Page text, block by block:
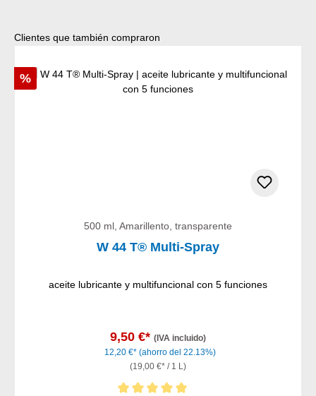
Omitir la galería de productos
Clientes que también compraron
Descuento
%
500 ml, Amarillento, transparente
W 44 T® Multi-Spray
aceite lubricante y multifuncional con 5 funciones
9,50 €* (IVA incluido)
12,20 €* (ahorro del 22.13%)
(19,00 €* / 1 L)